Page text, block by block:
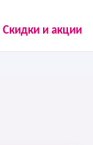
Скидки и акции